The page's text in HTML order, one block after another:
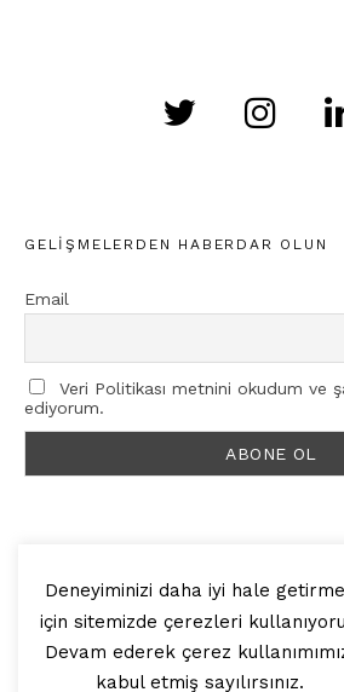
GELIŞMELERDEN HABERDAR OLUN
Email
Veri Politikası metnini okudum ve
ediyorum.
© 2025, Artilop
Künye Yazar Başvurusu
Deneyiminizi daha iyi hale
için sitemizde çerezleri
Devam ederek çerez
kabul etmiş sayılırsınız.